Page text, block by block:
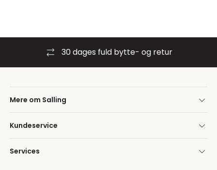
30 dages fuld bytte- og retur
Mere om Salling
Kundeservice
Services